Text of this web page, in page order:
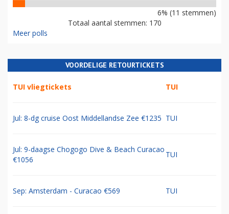
6% (11 stemmen)
Totaal aantal stemmen: 170
Meer polls
VOORDELIGE RETOURTICKETS
TUI vliegtickets TUI
Jul: 8-dg cruise Oost Middellandse Zee €1235 TUI
Jul: 9-daagse Chogogo Dive & Beach Curacao
€1056
TUI
Sep: Amsterdam - Curacao €569 TUI